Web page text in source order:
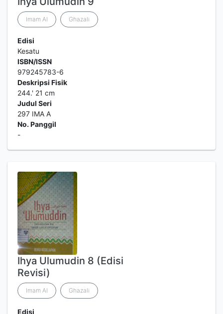
Imam Al Ghazali
Edisi
Kesatu
ISBN/ISSN
979245783-6
Deskripsi Fisik
244.' 21 cm
Judul Seri
297 IMA A
No. Panggil
-
Ihya Ulumudin 8 (Edisi
Revisi)
Imam Al Ghazali
Edisi